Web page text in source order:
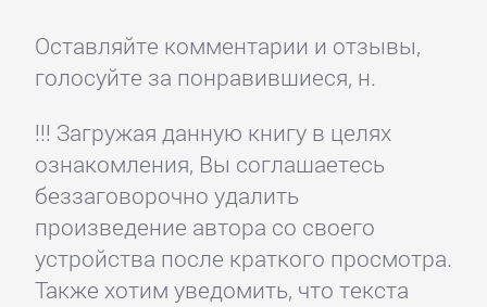
Оставляйте комментарии и отзывы,
голосуйте за понравившиеся, н.
!!! Загружая данную книгу в целях
ознакомления, Вы соглашаетесь
беззаговорочно удалить
произведение автора со своего
устройства после краткого просмотра.
Также хотим уведомить, что текста